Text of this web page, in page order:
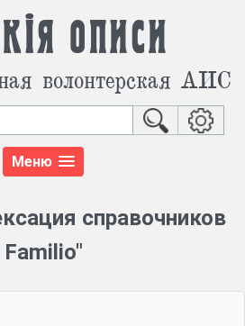
описи
волонтерская АИС
Меню
справочников
Familio"